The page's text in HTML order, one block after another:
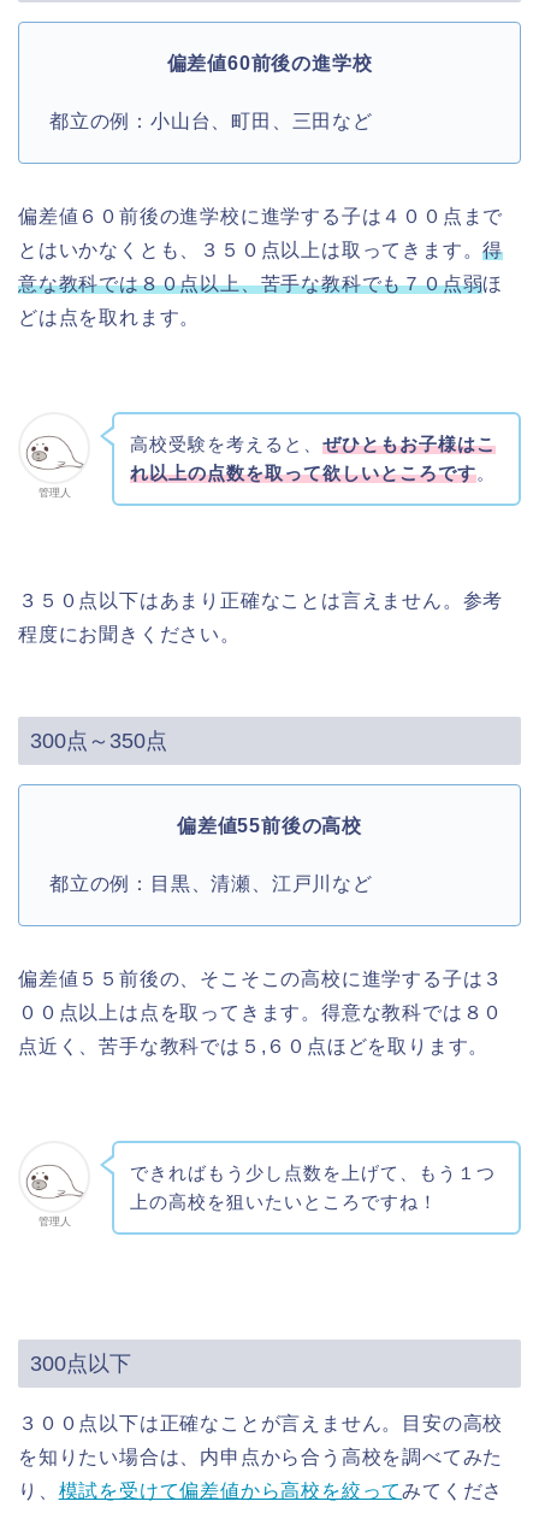
偏差値60前後の進学校
都立の例：小山台、町田、三田など
偏差値６０前後の進学校に進学する子は４００点まで
とはいかなくとも、３５０点以上は取ってきます。得
意な教科では８０点以上、苦手な教科でも７０点弱ほ
どは点を取れます。
管理人
高校受験を考えると、 ぜひともお子様はこ
れ以上の点数を取って欲しいところです。
３５０点以下はあまり正確なことは言えません。参考
程度にお聞きください。
300点～350点
偏差値55前後の高校
都立の例：目黒、清瀬、江戸川など
偏差値５５前後の、そこそこの高校に進学する子は３
００点以上は点を取ってきます。得意な教科では８０
点近く、苦手な教科では５,６０点ほどを取ります。
管理人
できればもう少し点数を上げて、もう１つ
上の高校を狙いたいところですね！
300点以下
３００点以下は正確なことが言えません。目安の高校
を知りたい場合は、内申点から合う高校を調べてみた
り、 模試を受けて偏差値から高校を絞ってみてくださ